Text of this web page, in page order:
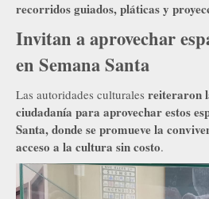
recorridos guiados, pláticas y
Invitan a aprovechar
en Semana Santa
Las autoridades culturales reiteraron
ciudadanía para aprovechar estos
Santa, donde se promueve la
acceso a la cultura sin costo.